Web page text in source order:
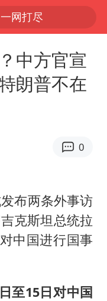
网打尽
中方官宣
朗普不在
0
布两条外事访
克斯坦总统拉
中国进行国事
至15日对中国